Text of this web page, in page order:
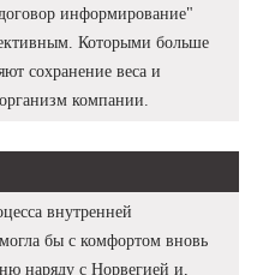
информирование"
Которыми больше
сохранение веса и
компании.
внутренней
бы с комфортом вновь
наряду с Норвегией и,